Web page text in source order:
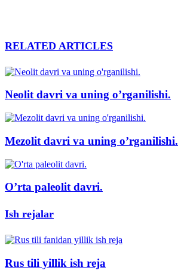
RELATED ARTICLES
Neolit davri va uning o’rganilishi.
Mezolit davri va uning o’rganilishi.
O’rta paleolit davri.
Ish rejalar
Rus tili yillik ish reja